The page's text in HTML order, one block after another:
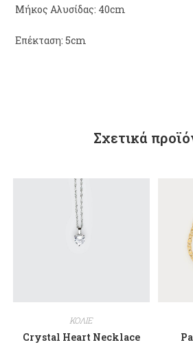
Μήκος Αλυσίδας: 40cm
Επέκταση: 5cm
Σχετικά
ΚΟΛΙΕ
Crystal Heart Necklace